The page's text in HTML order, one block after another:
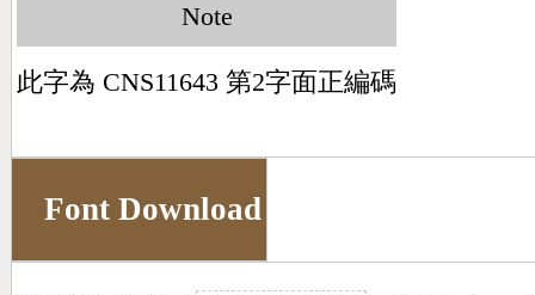
Note
此字為 CNS11643 第2字面正編碼
Font Download